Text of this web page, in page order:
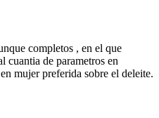
completos , en el que
cuanti­a de parametros en
mujer preferida sobre el deleite.